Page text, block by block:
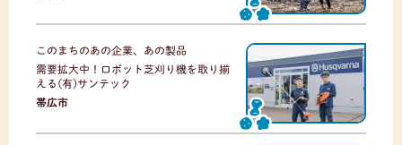
このまちのあの企業、あの製品
需要拡大中！ロボット芝刈り機を取り揃
える(有)サンテック
帯広市